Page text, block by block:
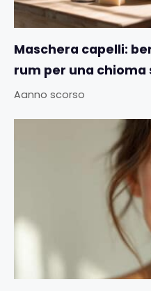
Maschera capelli:
rum per una chioma
Aanno scorso